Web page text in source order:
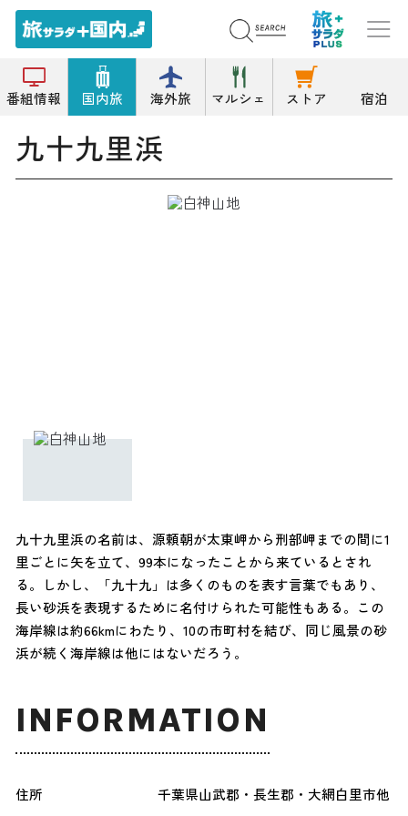
番組情報 国内旅 海外旅 マルシェ ストア 宿泊
トップ 海岸/浜 九十九里浜
九十九里浜
九十九里浜の名前は、源頼朝が太東岬から刑部岬までの間に1
里ごとに矢を立て、99本になったことから来ているとされ
る。しかし、「九十九」は多くのものを表す言葉でもあり、
長い砂浜を表現するために名付けられた可能性もある。この
海岸線は約66kmにわたり、10の市町村を結び、同じ風景の砂
浜が続く海岸線は他にはないだろう。
INFORMATION
住所 千葉県山武郡・長生郡・大網白里市他